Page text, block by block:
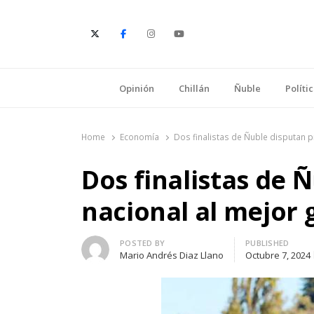
Opinión
Chillán Ñuble
Home Economía Dos finalistas de Ñuble disputan
Dos finalistas de
nacional al mejor
Author
POSTED BY
Mario Andrés Diaz Llano
PUBLISHED
Octubre 7, 2024